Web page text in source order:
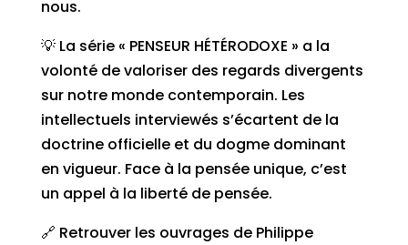
nous.
💡 La série « PENSEUR HÉTÉRODOXE » a la
volonté de valoriser des regards divergents
sur notre monde contemporain. Les
intellectuels interviewés s’écartent de la
doctrine officielle et du dogme dominant
en vigueur. Face à la pensée unique, c’est
un appel à la liberté de pensée.
🔗 Retrouver les ouvrages de Philippe